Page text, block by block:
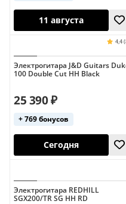
Сегодня
Электрогитара J&D Guitars
100 Double Cut HH Black
25 390 ₽
+ 769 бонусов
Электрогитара REDHILL
SGX200/TR SG HH RD